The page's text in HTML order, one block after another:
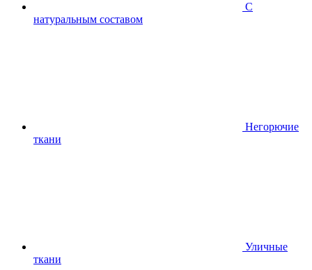
С
натуральным составом
Негорючие
ткани
Уличные
ткани